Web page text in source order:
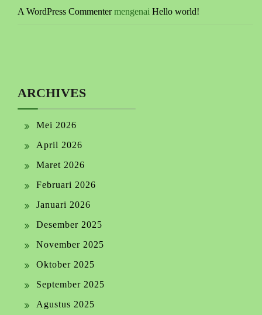
A WordPress Commentermengenai Hello world!
ARCHIVES
Mei 2026
April 2026
Maret 2026
Februari 2026
Januari 2026
Desember 2025
November 2025
Oktober 2025
September 2025
Agustus 2025